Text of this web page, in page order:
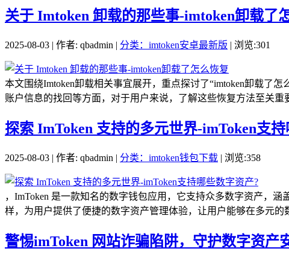
关于 Imtoken 卸载的那些事-imtoken卸载了
2025-08-03 | 作者: qbadmin | 分类：imtoken安卓最新版 | 浏览:301
本文围绕Imtoken卸载相关事宜展开，重点探讨了“imtoken卸载了
账户信息的找回等方面，对于用户来说，了解这些恢复方法至关重
探索 ImToken 支持的多元世界-imToken支
2025-08-03 | 作者: qbadmin | 分类：imtoken钱包下载 | 浏览:358
，ImToken 是一款知名的数字钱包应用，它支持众多数字资产，
样，为用户提供了便捷的数字资产管理体验，让用户能够在多元的
警惕imToken 网站诈骗陷阱，守护数字资产